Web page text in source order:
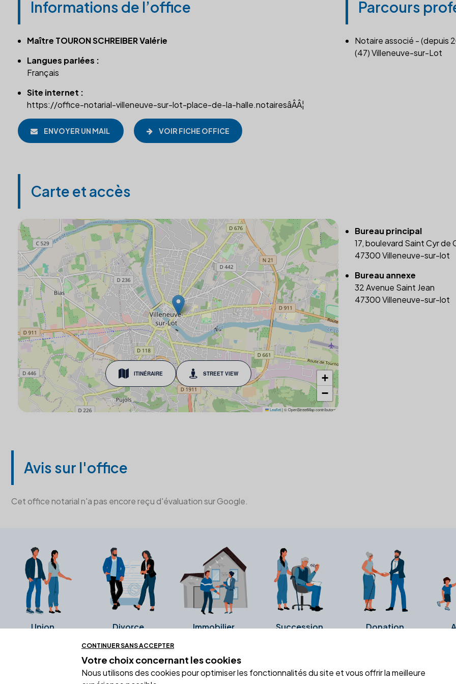
Informations de l’office
Maître TOURON SCHREIBER Valérie
Langues parlées :
Français
Site internet :
https://office-notarial-villeneuve-sur-lot-place-de-la-halle.notairesâÂÂ¦
ENVOYER UN MAIL VOIR FICHE OFFICE
Parcours
Notaire associé - (depuis
(47) Villeneuve-sur-Lot
Carte et accès
ITINÉRAIRE STREET VIEW
+
−
Leaflet |© OpenStreetMap contributors
Bureau principal
17, boulevard Saint Cyr de
47300 Villeneuve-sur-lot
Bureau annexe
32 Avenue Saint Jean
47300 Villeneuve-sur-lot
Avis sur l'office
Cet office notarial n'a pas encore reçu d'évaluation sur Google.
Union Divorce Immobilier Succession Donation
Ces avis proviennent directement de la fiche Google Business de l'office notarial. Ils n'ont ni
CONTINUER SANS ACCEPTER
Votre choix concernant les cookies
Nous utilisons des cookies pour optimiser les fonctionnalités du site et vous offrir la meilleure